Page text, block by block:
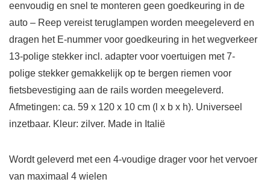
eenvoudig en snel te monteren geen goedkeuring in de
auto – Reep vereist teruglampen worden meegeleverd en
dragen het E-nummer voor goedkeuring in het wegverkeer
13-polige stekker incl. adapter voor voertuigen met 7-
polige stekker gemakkelijk op te bergen riemen voor
fietsbevestiging aan de rails worden meegeleverd.
Afmetingen: ca. 59 x 120 x 10 cm (l x b x h). Universeel
inzetbaar. Kleur: zilver. Made in Italië
Wordt geleverd met een 4-voudige drager voor het vervoer
van maximaal 4 wielen